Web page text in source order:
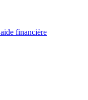
financière